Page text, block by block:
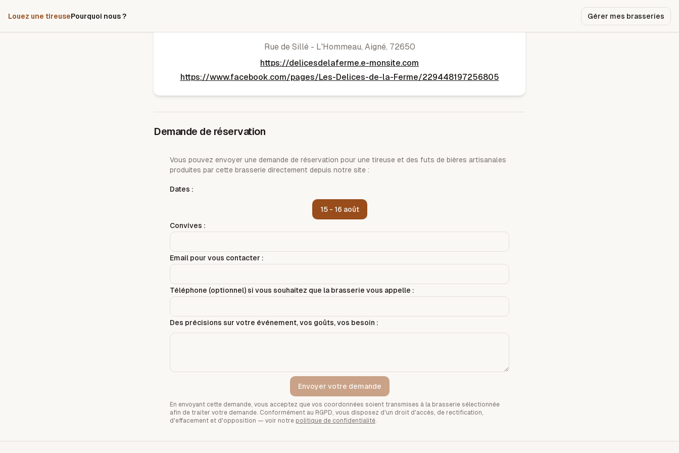
Louez une tireusePourquoi nous ? Gérer mes brasseries
Rue de Sillé - L'Hommeau, Aigné, 72650
https://delicesdelaferme.e-monsite.com
https://www.facebook.com/pages/Les-Delices-de-la-Ferme/229448197256805
Demande de réservation
Vous pouvez envoyer une demande de réservation pour une tireuse et des futs de bières artisanales
produites par cette brasserie directement depuis notre site :
Dates :
15 - 16 août
Convives :
Email pour vous contacter :
Téléphone (optionnel) si vous souhaitez que la brasserie vous appelle :
Des précisions sur votre événement, vos goûts, vos besoin :
Envoyer votre demande
En envoyant cette demande, vous acceptez que vos coordonnées soient transmises à la brasserie sélectionnée
afin de traiter votre demande. Conformément au RGPD, vous disposez d'un droit d'accès, de rectification,
d'effacement et d'opposition — voir notre politique de confidentialité.